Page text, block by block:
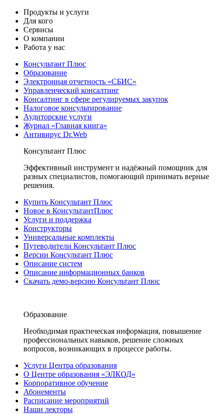
Продукты и услуги
Для кого
Сервисы
О компании
Работа у нас
Консультант Плюс
Образование
Электронная отчетность «СБИС»
Управленческий консалтинг
Консалтинг в сфере регулируемых закупок
Налоговое консультирование
Аудиторские услуги
Журнал «Главная книга»
Антивирус Dr.Web
Консультант Плюс
Эффективный инструмент и надёжный помощник для
разных специалистов, помогающий принимать верные
решения.
Купить Консультант Плюс
Новое в КонсультантПлюс
Услуги и поддержка
Конструкторы
Универсальные комплекты
Путеводители Консультант Плюс
Версии Консультант Плюс
Описание систем
Описание информационных банков
Скачать демо-версию Консультант Плюс
Образование
Необходимая практическая информация, повышение
профессиональных навыков, решение сложных
вопросов, возникающих в процессе работы.
Услуги Центра образования
О Центре образования «ЭЛКОД»
Корпоративное обучение
Абонементы
Расписание мероприятий
Наши лекторы